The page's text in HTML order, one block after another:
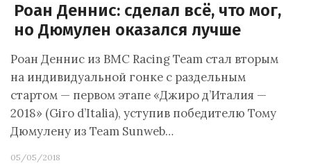
Роан Деннис: сделал всё, что мог,
но Дюмулен оказался лучше
Роан Деннис из BMC Racing Team стал вторым
на индивидуальной гонке с раздельным
стартом — первом этапе «Джиро д’Италия —
2018» (Giro d’Italia), уступив победителю Тому
Дюмулену из Team Sunweb…
05/05/2018